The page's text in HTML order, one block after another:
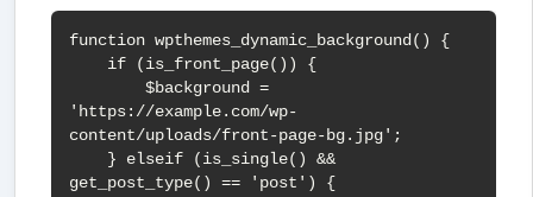
function wpthemes_dynamic_background() {
'https://example.com/wp-
content/uploads/front-page-bg.jpg';
get_post_type() == 'post') {